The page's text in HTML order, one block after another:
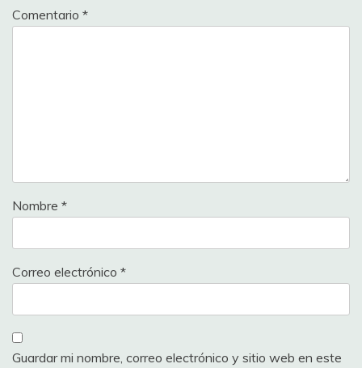
Comentario *
Nombre *
Correo electrónico *
Guardar mi nombre, correo electrónico y sitio web en este